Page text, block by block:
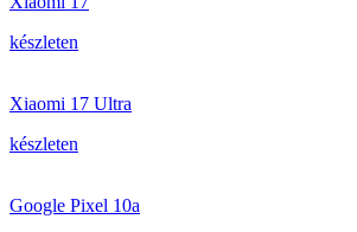
készleten
Xiaomi 17 Ultra
készleten
Google Pixel 10a